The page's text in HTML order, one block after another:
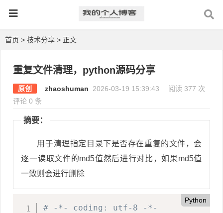
首页 > 技术分享 > 正文
重复文件清理，python源码分享
原创 zhaoshuman 2026-03-19 15:39:43
阅读 377 次
评论 0 条
摘要：
用于清理指定目录下是否存在重复的文件，会
逐一读取文件的md5值然后进行对比，如果md5值
一致则会进行删除
Python
# -*- coding: utf-8 -*-